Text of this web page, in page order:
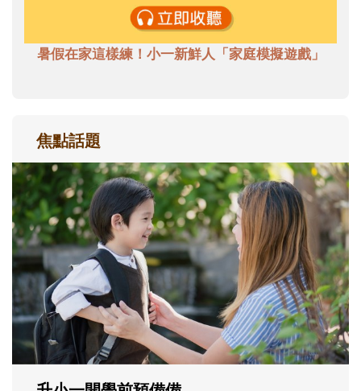
暑假在家這樣練！小一新鮮人「家庭模擬遊戲」
焦點話題
和孩子一起長大的那個男人│讀懂父親的
不同模樣
沒有人天生就擅長當爸爸！男人總是在一次
次「前所未有」的體驗中，跟著孩子一起長
大。從給予安全感的肢體遊戲，到獨立自
主、角色認同及解決問題的能力養成。爸爸
正嘗試用不同的模樣，參與孩子每個重要的